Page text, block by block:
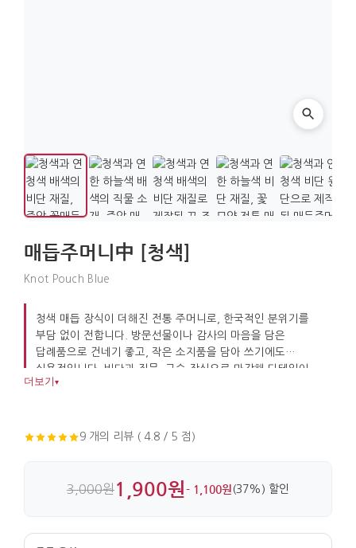
매듭주머니中 [청색]
Knot Pouch Blue
청색 매듭 장식이 더해진 전통 주머니로, 한국적인 분위기를
부담 없이 전합니다. 방문선물이나 감사의 마음을 담은
답례품으로 건네기 좋고, 작은 소지품을 담아 쓰기에도
실용적입니다. 비단과 직물, 구슬 장식으로 마감해 디테일이
살아 있습니다.
더보기 ▾
9 개의 리뷰 ( 4.8 / 5 점)
3,000원1,900원- 1,100원 (37%) 할인